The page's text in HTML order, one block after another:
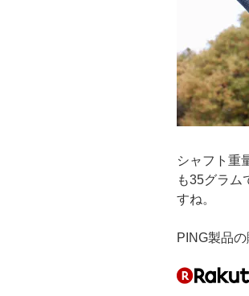
シャフト重
も35グラム
すね。
PING製品